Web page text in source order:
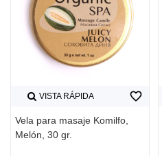
VISTA RÁPIDA
Vela para masaje Komilfo,
Melón, 30 gr.
favorite_border